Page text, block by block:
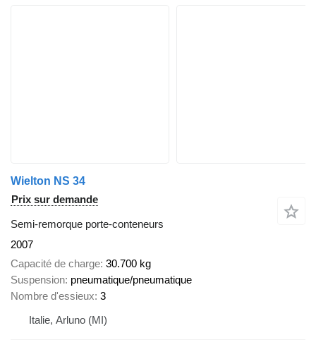
Wielton NS 34
Prix sur demande
Semi-remorque porte-conteneurs
2007
Capacité de charge 30.700 kg
Suspension pneumatique/pneumatique
Nombre d'essieux 3
Italie, Arluno (MI)